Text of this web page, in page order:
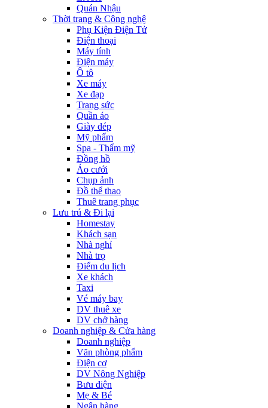
Quán Nhậu
Thời trang & Công nghệ
Phụ Kiện Điện Tử
Điện thoại
Máy tính
Điện máy
Ô tô
Xe máy
Xe đạp
Trang sức
Quần áo
Giày dép
Mỹ phẩm
Spa - Thẩm mỹ
Đồng hồ
Áo cưới
Chụp ảnh
Đồ thể thao
Thuê trang phục
Lưu trú & Đi lại
Homestay
Khách sạn
Nhà nghỉ
Nhà trọ
Điểm du lịch
Xe khách
Taxi
Vé máy bay
DV thuê xe
DV chở hàng
Doanh nghiệp & Cửa hàng
Doanh nghiệp
Văn phòng phẩm
Điện cơ
DV Nông Nghiệp
Bưu điện
Mẹ & Bé
Ngân hàng